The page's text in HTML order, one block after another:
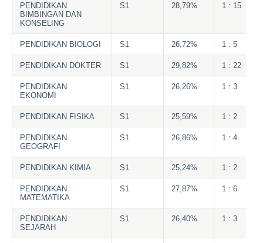
PENDIDIKAN
BIMBINGAN DAN
KONSELING
S1 28,79% 1 : 15
PENDIDIKAN BIOLOGI S1 26,72% 1 : 5
PENDIDIKAN DOKTER S1 29,82% 1 : 22
PENDIDIKAN
EKONOMI
S1 26,26% 1 : 3
PENDIDIKAN FISIKA S1 25,59% 1 : 2
PENDIDIKAN
GEOGRAFI
S1 26,86% 1 : 4
PENDIDIKAN KIMIA S1 25,24% 1 : 2
PENDIDIKAN
MATEMATIKA
S1 27,87% 1 : 6
PENDIDIKAN
SEJARAH
S1 26,40% 1 : 3